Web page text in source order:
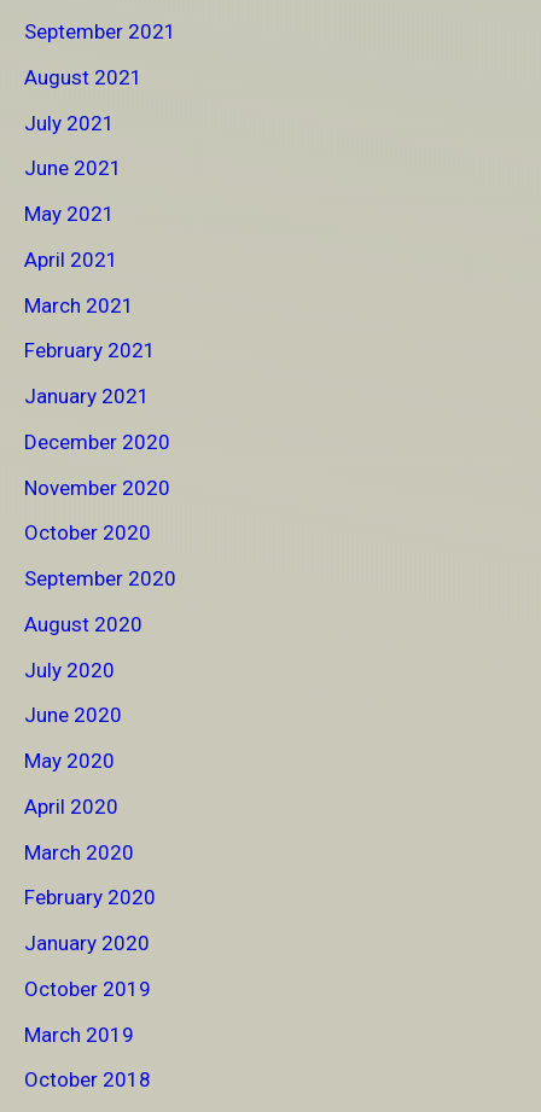
September 2021
August 2021
July 2021
June 2021
May 2021
April 2021
March 2021
February 2021
January 2021
December 2020
November 2020
October 2020
September 2020
August 2020
July 2020
June 2020
May 2020
April 2020
March 2020
February 2020
January 2020
October 2019
March 2019
October 2018